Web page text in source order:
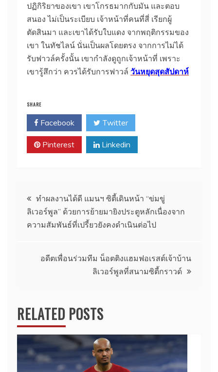
ปฏิกิริยาของเขา เขาโกรธมากกับมัน และตอบ
สนอง ไม่เป็นระเบียบ เจ้าหน้าที่คนที่สี่ เรียกผู้
ตัดสินมา และเขาได้รับใบแดง จากพฤติกรรมของ
เขา ในทัชไลน์ นั่นเป็นผลโดยตรง จากการไม่ได้
รับฟาวล์ครั้งนั้น เขากําลังดูถูกเจ้าหน้าที่ เพราะ
เขารู้สึกว่า ควรได้รับการฟาวล์ วันหยุดสุดสัปดาห์
SHARE
Facebook Twitter
Pinterest Linkedin
แนะแนว
เรื่อง
ทําผลงานได้ดี แมนฯ ซิตี้เดินหน้า “ข่มขู่
ลิเวอร์พูล” ด้วยการย้ายมายิงประตูหลักเนื่องจาก
ความสัมพันธ์ที่เปรี้ยวยังคงดําเนินต่อไป
อดีตเพื่อนร่วมทีม น็อตติงแฮมฟอเรสต์เจ้าบ้าน
ลิเวอร์พูลที่สนามซิตี้กราวด์
RELATED POSTS